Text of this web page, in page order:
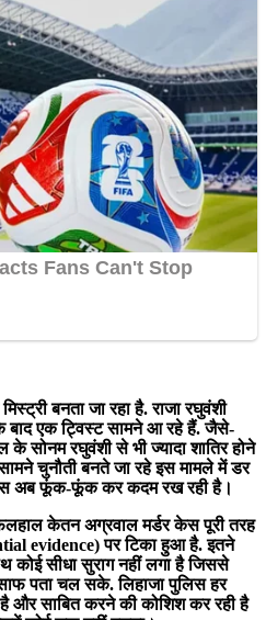
बनता जा रहा है. राजा रघुवंशी
बाद एक ट्विस्ट सामने आ रहे हैं. जैसे-
सोनम रघुवंशी से भी ज्यादा शातिर होने
चुनौती बनते जा रहे इस मामले में डर
अब फूंक-फूंक कर कदम रख रही है।
केतन अग्रवाल मर्डर केस पूरी तरह
evidence) पर टिका हुआ है. इतने
कोई सीधा सुराग नहीं लगा है जिससे
पता चल सके. लिहाजा पुलिस हर
और साबित करने की कोशिश कर रही है